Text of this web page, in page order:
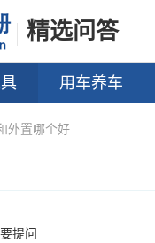
精选问答
用车养车
外置哪个好
提问